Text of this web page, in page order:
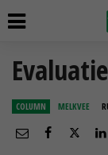
COLUMN MELKVEE